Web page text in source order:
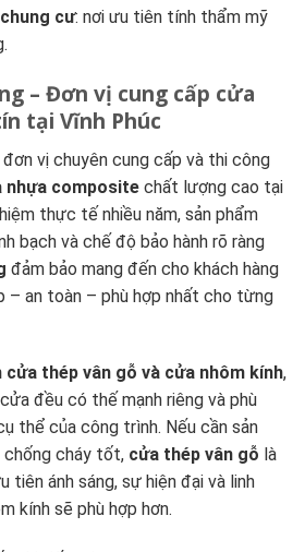
cư: nơi ưu tiên tính thẩm mỹ
– Đơn vị cung cấp cửa
tại Vĩnh Phúc
đơn vị chuyên cung cấp và thi công
nhựa composite chất lượng cao tại
thực tế nhiều năm, sản phẩm
bạch và chế độ bảo hành rõ ràng
đảm bảo mang đến cho khách hàng
– an toàn – phù hợp nhất cho từng
cửa thép vân gỗ và cửa nhôm kính,
đều có thế mạnh riêng và phù
thể của công trình. Nếu cần sản
chống cháy tốt, cửa thép vân gỗ là
tiên ánh sáng, sự hiện đại và linh
kính sẽ phù hợp hơn.